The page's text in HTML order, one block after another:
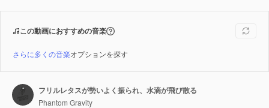
この動画におすすめの音楽
さらに多くの音楽オプションを探す
フリルレタスが勢いよく振られ、水滴が飛び散る
Phantom Gravity